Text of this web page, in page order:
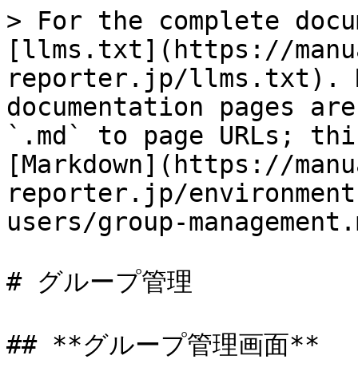
> For the complete
[llms.txt](https://
reporter.jp/llms.txt).
documentation pages
`.md` to page URLs;
[Markdown](https://
reporter.jp/
users/group-
# グループ管理
## **グループ管理画面**